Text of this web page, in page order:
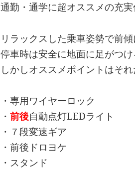
通勤・通学に超オススメの充実
リラックスした乗車姿勢で前
停車時は安全に地面に足がつ
しかしオススメポイントはそれ
・専用ワイヤーロック
・前後自動点灯LEDライト
・７段変速ギア
・前後ドロヨケ
・スタンド